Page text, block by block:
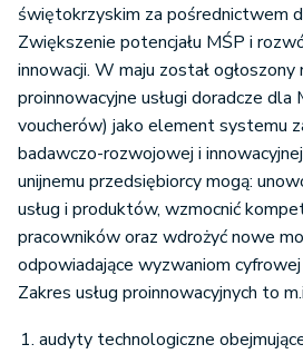
świętokrzyskim za pośrednictwem
Zwiększenie potencjału MŚP i
innowacji. W maju został
proinnowacyjne usługi doradcze dla
voucherów) jako element systemu
badawczo-rozwojowej i
unijnemu przedsiębiorcy mogą:
usług i produktów, wzmocnić
pracowników oraz wdrożyć nowe
odpowiadające wyzwaniom
Zakres usług proinnowacyjnych to
audyty technologiczne